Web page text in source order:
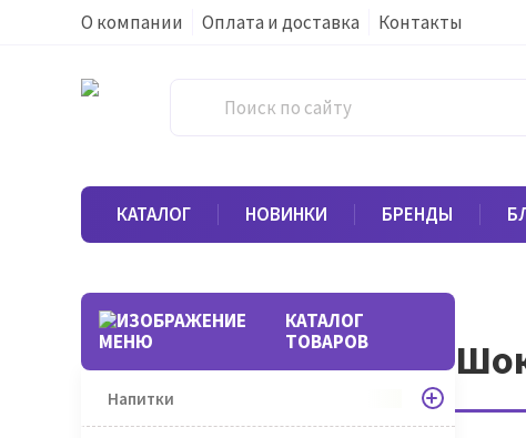
О компании Оплата и доставка Контакты
КАТАЛОГ НОВИНКИ БРЕНДЫ
КАТАЛОГ
ТОВАРОВ
Напитки